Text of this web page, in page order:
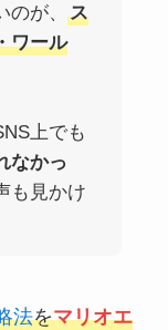
が、
ス
ワール
上でも
なかっ
も見かけ
法をマリオエ